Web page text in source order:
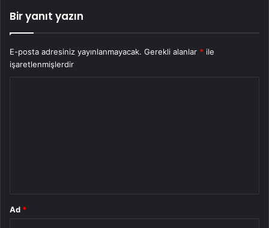
Bir yanıt yazın
E-posta adresiniz yayınlanmayacak. Gerekli alanlar * ile
işaretlenmişlerdir
Ad *